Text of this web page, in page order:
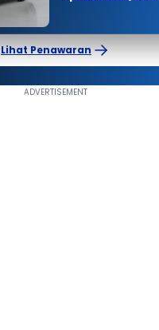
Lihat Penawaran